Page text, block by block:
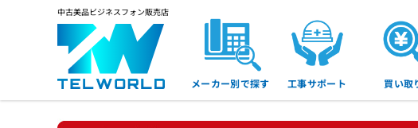
中古美品ビジネスフォン販売店
メーカー別で探す 工事サポート 買い取